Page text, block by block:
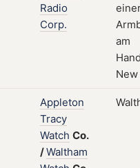
Radio
Corp.
am
Appleton
Tracy
Watch Co.
/Waltham